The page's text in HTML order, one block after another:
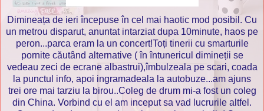
Dimineața de ieri începuse în cel mai haotic mod posibil. Cu
un metrou disparut, anuntat intarziat dupa 10minute, haos pe
peron...parca eram la un concert!Toți tinerii cu smarturile
pornite căutând alternative ( în întunericul dimineții se
vedeau zeci de ecrane albastrui),îmbulzeala pe scari, coada
la punctul info, apoi ingramadeala la autobuze...am ajuns
trei ore mai tarziu la birou..Coleg de drum mi-a fost un coleg
din China. Vorbind cu el am inceput sa vad lucrurile altfel.